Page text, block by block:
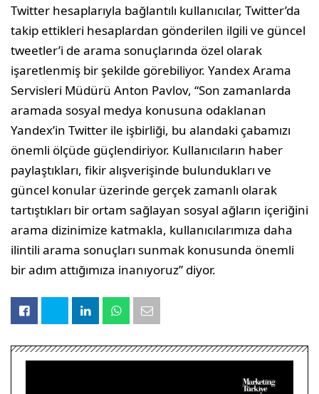
Twitter hesaplarıyla bağlantılı kullanıcılar, Twitter’da
takip ettikleri hesaplardan gönderilen ilgili ve güncel
tweetler’i de arama sonuçlarında özel olarak
işaretlenmiş bir şekilde görebiliyor. Yandex Arama
Servisleri Müdürü Anton Pavlov, “Son zamanlarda
aramada sosyal medya konusuna odaklanan
Yandex’in Twitter ile işbirliği, bu alandaki çabamızı
önemli ölçüde güçlendiriyor. Kullanıcıların haber
paylaştıkları, fikir alışverişinde bulundukları ve
güncel konular üzerinde gerçek zamanlı olarak
tartıştıkları bir ortam sağlayan sosyal ağların içeriğini
arama dizinimize katmakla, kullanıcılarımıza daha
ilintili arama sonuçları sunmak konusunda önemli
bir adım attığımıza inanıyoruz” diyor.